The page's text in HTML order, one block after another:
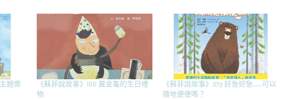
題樂
《蘇菲說故事》188 糞金龜的生日禮
物
《蘇菲說故事》279 好急好急……可以
隨地便便嗎？